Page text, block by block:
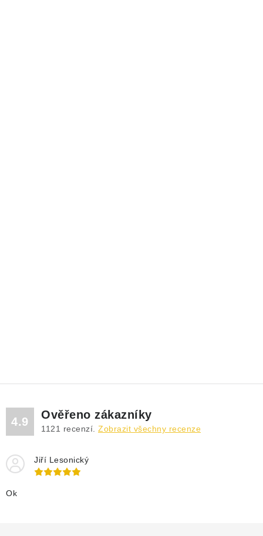
4.9
Ověřeno zákazníky
1121 recenzí. Zobrazit všechny recenze
Jiří Lesonický
Ok